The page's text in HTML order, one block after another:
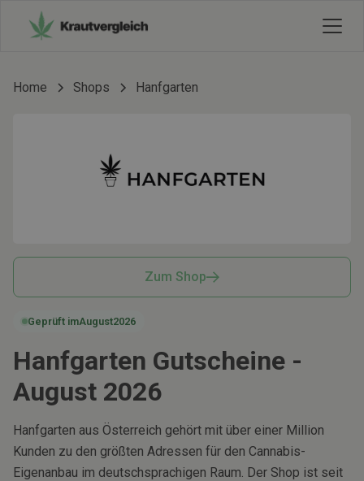
Home Shops Hanfgarten
Zum Shop
Geprüft imAugust2026
Hanfgarten Gutscheine -
August 2026
Hanfgarten aus Österreich gehört mit über einer Million
Kunden zu den größten Adressen für den Cannabis-
Eigenanbau im deutschsprachigen Raum. Der Shop ist seit